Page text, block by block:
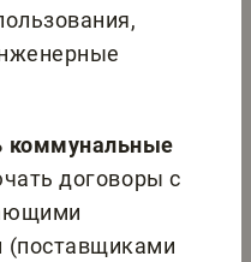
коммунальные
договоры с
(поставщиками